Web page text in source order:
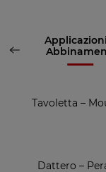
Tavoletta –
Dattero –